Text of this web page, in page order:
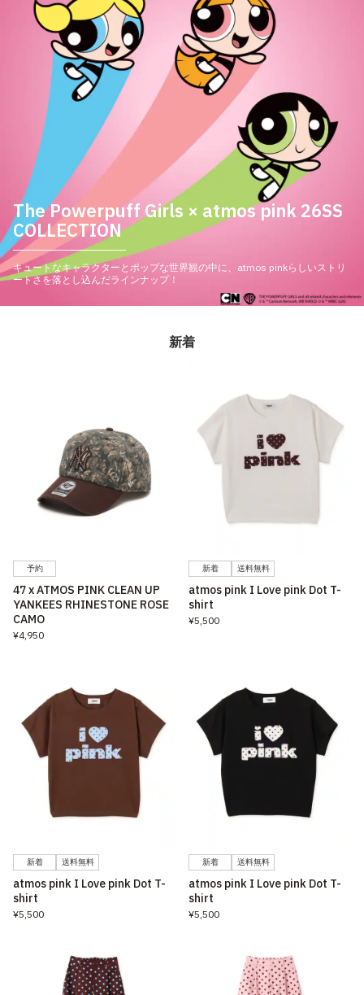
The Powerpuff Girls × atmos pink 26SS
COLLECTION
キュートなキャラクターとポップな世界観の中に、atmos pinkらしいストリ
ートさを落とし込んだラインナップ！
新着
予約
47 x ATMOS PINK CLEAN UP
YANKEES RHINESTONE ROSE
CAMO
¥4,950
新着 送料無料
atmos pink I Love pink Dot T-
shirt
¥5,500
新着 送料無料
atmos pink I Love pink Dot T-
shirt
¥5,500
新着 送料無料
atmos pink I Love pink Dot T-
shirt
¥5,500